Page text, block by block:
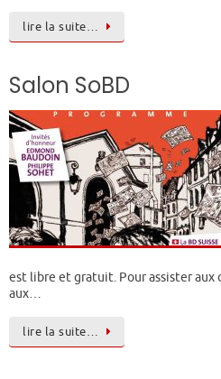
lire la suite…
Salon SoBD
est libre et gratuit. Pour assister aux
aux…
lire la suite…